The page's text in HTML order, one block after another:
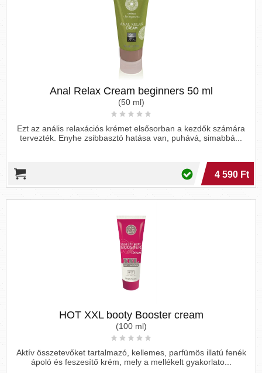
Anal Relax Cream beginners 50 ml
(50 ml)
Ezt az anális relaxációs krémet elsősorban a kezdők számára
tervezték. Enyhe zsibbasztó hatása van, puhává, simabbá...
4 590 Ft
HOT XXL booty Booster cream
(100 ml)
Aktív összetevőket tartalmazó, kellemes, parfümös illatú fenék
ápoló és feszesítő krém, mely a mellékelt gyakorlato...